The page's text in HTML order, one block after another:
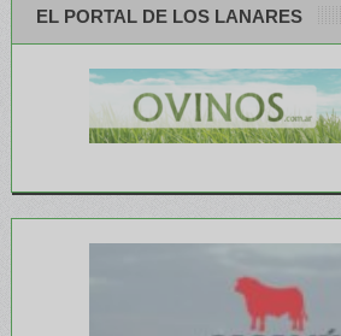
EL PORTAL DE LOS LANARES